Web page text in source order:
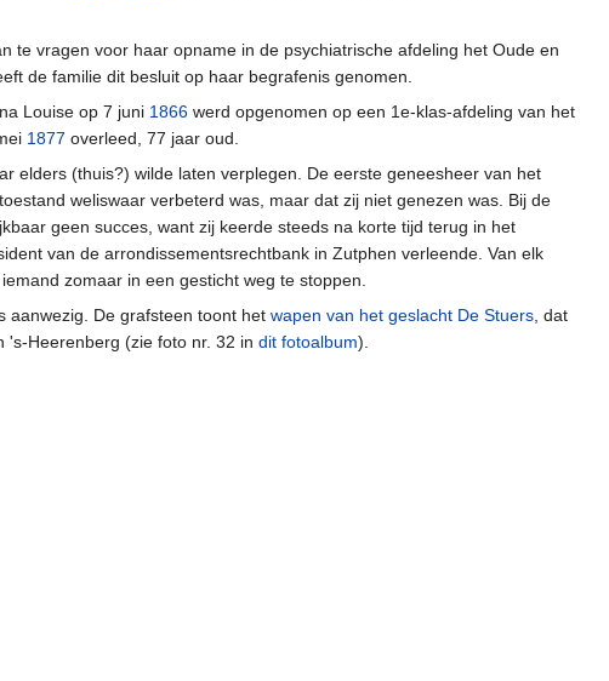
te vragen voor haar opname in de psychiatrische afdeling het Oude en
de familie dit besluit op haar begrafenis genomen.
Louise op 7 juni 1866 werd opgenomen op een 1e-klas-afdeling van het
1877 overleed, 77 jaar oud.
elders (thuis?) wilde laten verplegen. De eerste geneesheer van het
weliswaar verbeterd was, maar dat zij niet genezen was. Bij de
geen succes, want zij keerde steeds na korte tijd terug in het
van de arrondissementsrechtbank in Zutphen verleende. Van elk
zomaar in een gesticht weg te stoppen.
aanwezig. De grafsteen toont het wapen van het geslacht De Stuers, dat
's-Heerenberg (zie foto nr. 32 in dit fotoalbum).